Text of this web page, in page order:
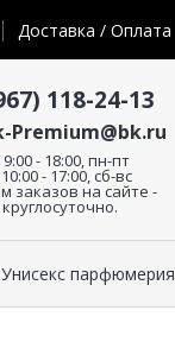
Доставка / Оплата
118-24-13
Premium@bk.ru
9:00 - 18:00, пн-пт
- 17:00, сб-вс
заказов на сайте -
круглосуточно.
Унисекс парфюмерия